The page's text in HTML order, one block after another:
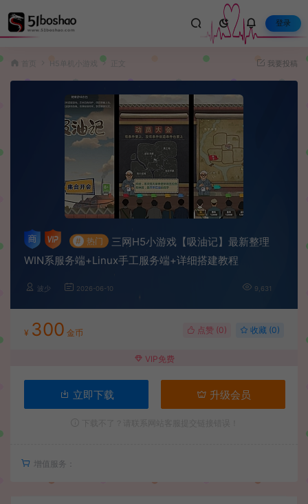
登录
H5单机小游戏 正文 我要投稿
# 热门
三网H5小游戏【吸油记】最新整理
WIN系服务端+Linux手工服务端+详细搭建教程
波少 2026-06-10 9,631
¥ 300 金币 点赞 (0) 收藏 (0)
VIP免费
立即下载 升级会员
增值服务：